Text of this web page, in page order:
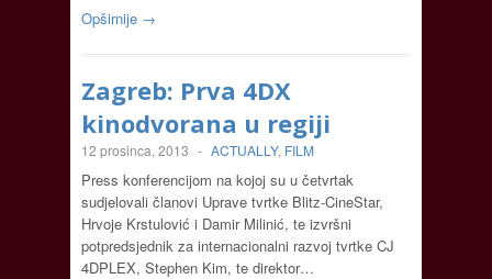
Opširnije →
Zagreb: Prva 4DX
kinodvorana u regiji
12 prosinca, 2013 - ACTUALLY, FILM
Press konferencijom na kojoj su u četvrtak
sudjelovali članovi Uprave tvrtke Blitz-CineStar,
Hrvoje Krstulović i Damir Milinić, te izvršni
potpredsjednik za internacionalni razvoj tvrtke CJ
4DPLEX, Stephen Kim, te direktor…